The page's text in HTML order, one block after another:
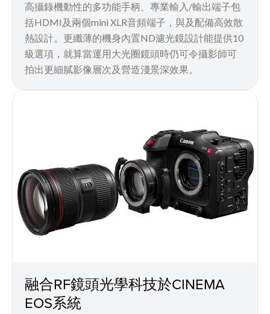
高攝錄機動性的多功能手柄、專業輸入/輸出端子包
括HDMI及兩個mini XLR音頻端子，與及配備高效散
熱設計。更纖薄的機身內置ND濾光鏡設計能提供10
級選項，就算當運用大光圈鏡頭時仍可令攝影師可
拍出更細膩影像層次及營造淺景深效果。
融合RF鏡頭光學科技於CINEMA
EOS系統